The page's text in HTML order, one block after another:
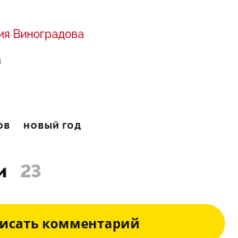
Виноградова
НОВЫЙ ГОД
23
комментарий